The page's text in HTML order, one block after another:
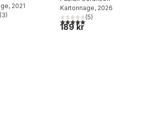
, 2021
stjärnor. Totalt antal röster:
(3)
Kartonnage, 2026
5,0utav 5 stjärnor. Totalt
(5)
189 kr